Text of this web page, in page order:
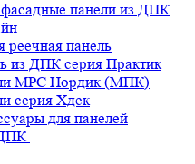
панели из ДПК
реечная панель
из ДПК серия Практик
MPC Нордик (МПК)
серия Хдек
для панелей